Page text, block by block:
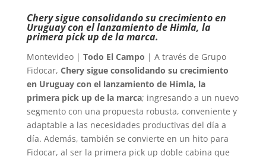
Chery sigue consolidando su crecimiento en
Uruguay con el lanzamiento de Himla, la
primera pick up de la marca.
Montevideo | Todo El Campo | A través de Grupo
Fidocar, Chery sigue consolidando su crecimiento
en Uruguay con el lanzamiento de Himla, la
primera pick up de la marca; ingresando a un nuevo
segmento con una propuesta robusta, conveniente y
adaptable a las necesidades productivas del día a
día. Además, también se convierte en un hito para
Fidocar, al ser la primera pick up doble cabina que